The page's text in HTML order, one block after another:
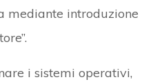
mediante introduzione
i sistemi operativi,